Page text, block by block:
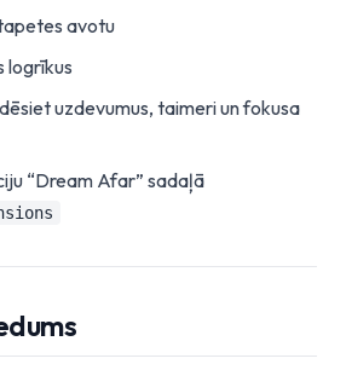
avotu
logrīkus
uzdevumus, taimeri un fokusa
“Dream Afar” sadaļā